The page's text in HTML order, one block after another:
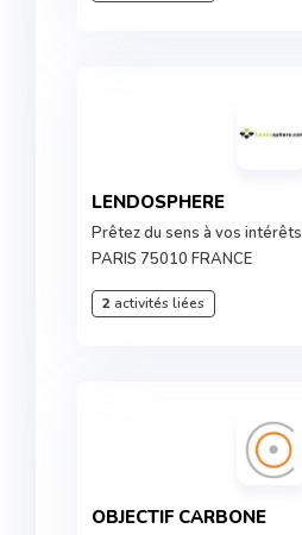
LENDOSPHERE
Prêtez du sens à vos intérêts
PARIS 75010 FRANCE
2activités liées
OBJECTIF CARBONE